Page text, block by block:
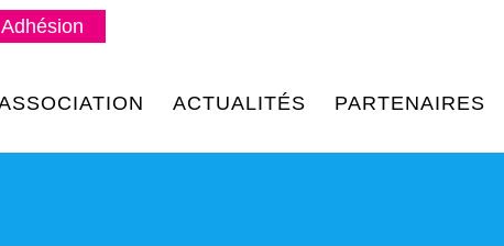
Adhésion
ACTUALITÉS PARTENAIRES